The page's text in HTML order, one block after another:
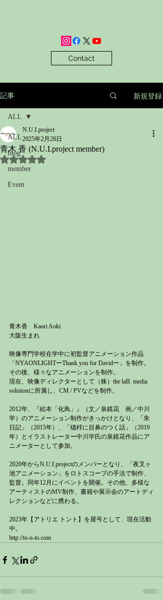
Contact
記事 新規登録
ALL
blog
member
Event
ALL
青木 香 (N.U.I.project member)
N.U.I.project
2025年2月28日
5つ星のうちNaNと評価されています。
青木香　Kaori Aoki
大阪生まれ
映像専門学校在学中に初監督アニメーション作品
「NYAONLIGHTーThank you for Davidー」を制作。
その後、様々なアニメーションを制作。
現在、映像ディレクターとして（株）the laB. media
solutionに所属し、CM / PVなどを制作。
2012年、『絵本「化鳥」』（文／泉鏡花　画／中川
学）のアニメーション制作がきっかけとなり、「朱
日記」（2015年）、「榲桲に目鼻のつく話」（2019
年）とイラストレーター中川学氏の泉鏡花作品にア
ニメーターとして参加。
2020年からN.U.I.projectのメンバーとなり、「夜叉ヶ
池アニメーション」をロトスコープの手法で制作、
監督。同年12月にイベントを開催。その他、多様な
アーティストのMV制作、書籍や展示会のアートディ
レクションなどに携わる。
2023年【アトリエ トント】を屋号として、現在活動
中。
http://to-n-to.com